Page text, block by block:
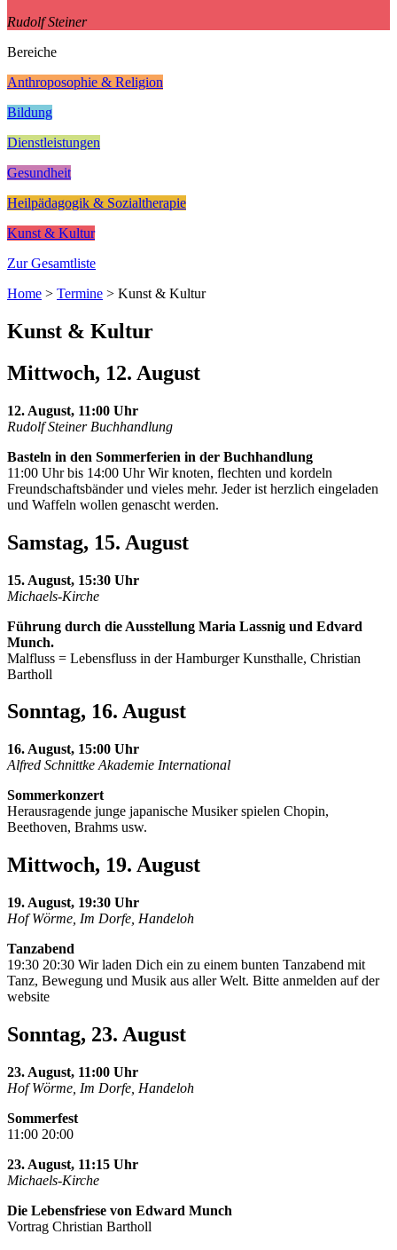
Rudolf Steiner
Bereiche
Anthroposophie & Religion
Bildung
Dienstleistungen
Gesundheit
Heilpädagogik & Sozialtherapie
Kunst & Kultur
Zur Gesamtliste
Home > Termine > Kunst & Kultur
Kunst & Kultur
Mittwoch, 12. August
12. August, 11:00 Uhr
Rudolf Steiner Buchhandlung
Basteln in den Sommerferien in der Buchhandlung
11:00 Uhr bis 14:00 Uhr Wir knoten, flechten und kordeln
Freundschaftsbänder und vieles mehr. Jeder ist herzlich eingeladen
und Waffeln wollen genascht werden.
Samstag, 15. August
15. August, 15:30 Uhr
Michaels-Kirche
Führung durch die Ausstellung Maria Lassnig und Edvard
Munch.
Malfluss = Lebensfluss in der Hamburger Kunsthalle, Christian
Bartholl
Sonntag, 16. August
16. August, 15:00 Uhr
Alfred Schnittke Akademie International
Sommerkonzert
Herausragende junge japanische Musiker spielen Chopin,
Beethoven, Brahms usw.
Mittwoch, 19. August
19. August, 19:30 Uhr
Hof Wörme, Im Dorfe, Handeloh
Tanzabend
19:30 20:30 Wir laden Dich ein zu einem bunten Tanzabend mit
Tanz, Bewegung und Musik aus aller Welt. Bitte anmelden auf der
website
Sonntag, 23. August
23. August, 11:00 Uhr
Hof Wörme, Im Dorfe, Handeloh
Sommerfest
11:00 20:00
23. August, 11:15 Uhr
Michaels-Kirche
Die Lebensfriese von Edward Munch
Vortrag Christian Bartholl